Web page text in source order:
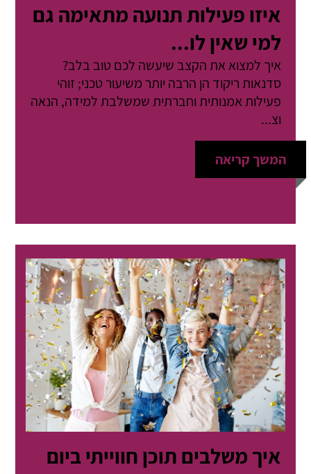
איזו פעילות תנועה מתאימה גם
למי שאין לו...
איך למצוא את הקצב שיעשה לכם טוב בלב?
סדנאות ריקוד הן הרבה יותר משיעור טכני; זוהי
פעילות אמנותית וחברתית שמשלבת למידה, הנאה
וצ...
המשך קריאה
איך משלבים תוכן חווייתי ביום